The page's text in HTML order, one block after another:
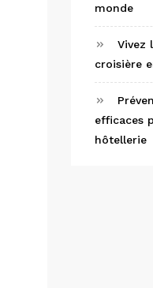
monde
Vivez
croisière
efficaces
hôtellerie